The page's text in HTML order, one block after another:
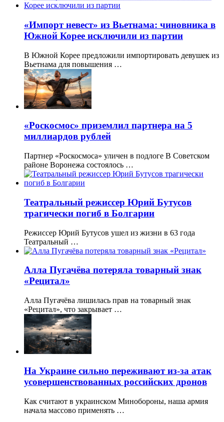
«Импорт невест» из Вьетнама: чиновника в
Южной Корее исключили из партии
В Южной Корее предложили импортировать девушек из
Вьетнама для повышения …
«Роскосмос» приземлил партнера на 5
миллиардов рублей
Партнер «Роскосмоса» уличен в подлоге В Советском
районе Воронежа состоялось …
Театральный режиссер Юрий Бутусов
трагически погиб в Болгарии
Режиссер Юрий Бутусов ушел из жизни в 63 года
Театральный …
Алла Пугачёва потеряла товарный знак
«Рецитал»
Алла Пугачёва лишилась прав на товарный знак
«Рецитал», что закрывает …
На Украине сильно переживают из-за атак
усовершенствованных российских дронов
Как считают в украинском Минобороны, наша армия
начала массово применять …